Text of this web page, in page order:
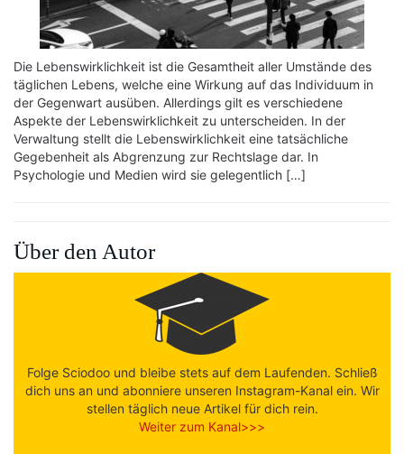
Die Lebenswirklichkeit ist die Gesamtheit aller Umstände des
täglichen Lebens, welche eine Wirkung auf das Individuum in
der Gegenwart ausüben. Allerdings gilt es verschiedene
Aspekte der Lebenswirklichkeit zu unterscheiden. In der
Verwaltung stellt die Lebenswirklichkeit eine tatsächliche
Gegebenheit als Abgrenzung zur Rechtslage dar. In
Psychologie und Medien wird sie gelegentlich […]
Über den Autor
Folge Sciodoo und bleibe stets auf dem Laufenden. Schließ
dich uns an und abonniere unseren Instagram-Kanal ein. Wir
stellen täglich neue Artikel für dich rein.
Weiter zum Kanal>>>